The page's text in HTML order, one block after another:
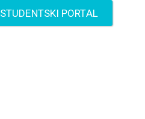
STUDENTSKI PORTAL